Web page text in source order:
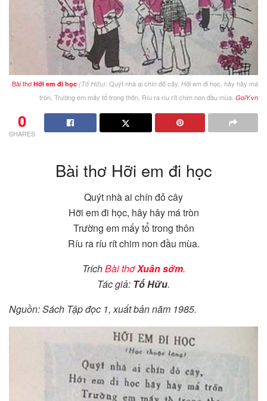
Bài thơHỡi em đi học (Tố Hữu): Quýt nhà ai chín đỏ cây, Hỡi em đi học, hây hây má
tròn, Trường em mấy tổ trong thôn, Ríu ra ríu rít chim non đầu mùa. GoiY.vn
0
SHARES
Bài thơ Hỡi em đi học
Quýt nhà ai chín đỏ cây
Hỡi em đi học, hây hây má tròn
Trường em mấy tổ trong thôn
Ríu ra ríu rít chim non đầu mùa.
TríchBài thơXuân sớm.
Tác giả: Tố Hữu.
Nguồn: Sách Tập đọc 1, xuất bản năm 1985.